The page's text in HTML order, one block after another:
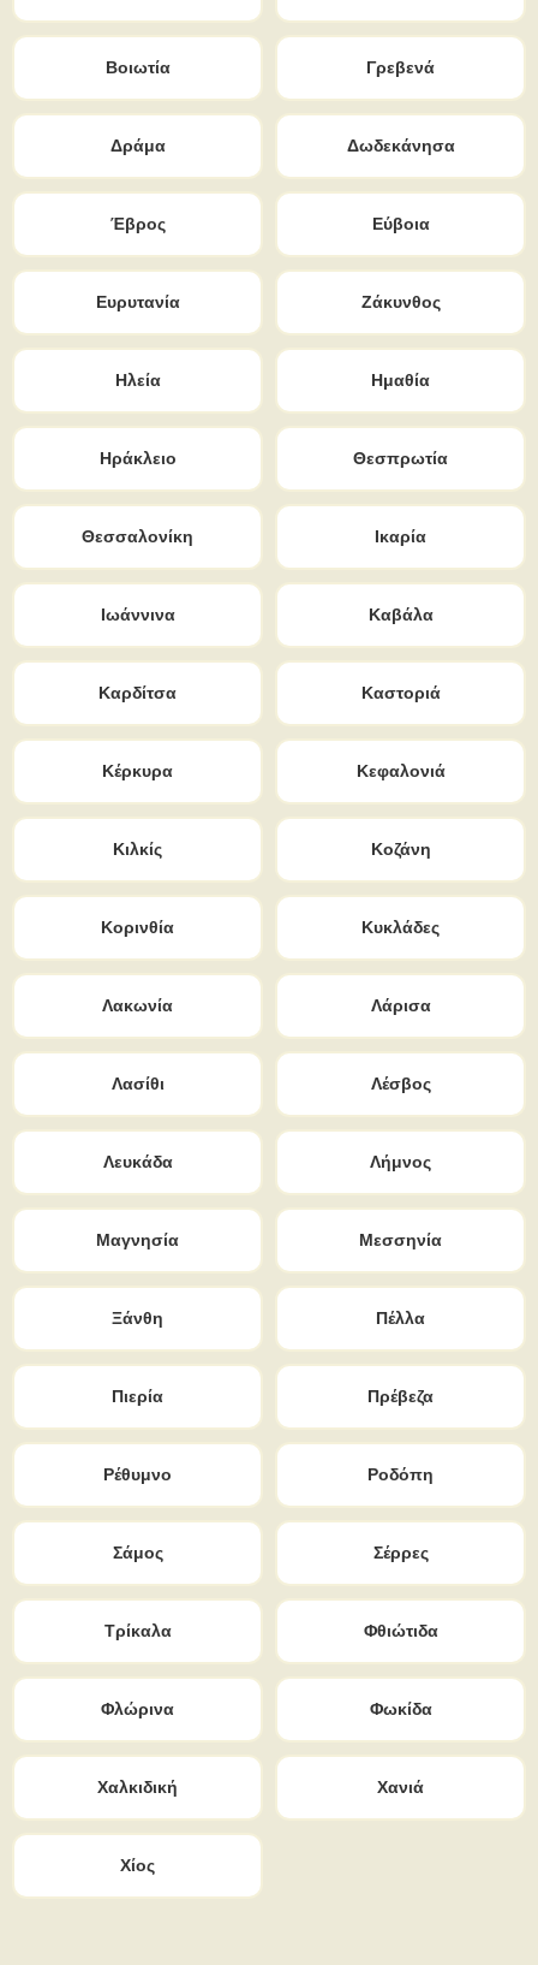
Βοιωτία Γρεβενά
Δράμα Δωδεκάνησα
Έβρος Εύβοια
Ευρυτανία Ζάκυνθος
Ηλεία Ημαθία
Ηράκλειο Θεσπρωτία
Θεσσαλονίκη Ικαρία
Ιωάννινα Καβάλα
Καρδίτσα Καστοριά
Κέρκυρα Κεφαλονιά
Κιλκίς Κοζάνη
Κορινθία Κυκλάδες
Λακωνία Λάρισα
Λασίθι Λέσβος
Λευκάδα Λήμνος
Μαγνησία Μεσσηνία
Ξάνθη Πέλλα
Πιερία Πρέβεζα
Ρέθυμνο Ροδόπη
Σάμος Σέρρες
Τρίκαλα Φθιώτιδα
Φλώρινα Φωκίδα
Χαλκιδική Χανιά
Χίος